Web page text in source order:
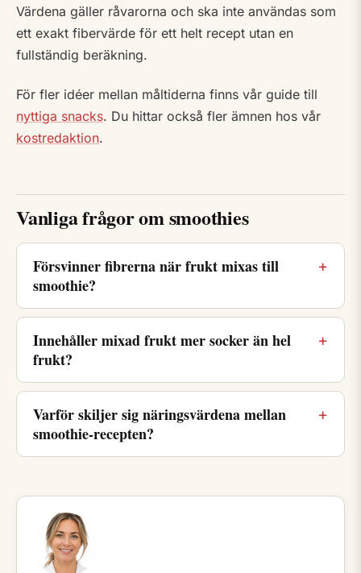
Värdena gäller råvarorna och ska inte användas som
ett exakt fibervärde för ett helt recept utan en
fullständig beräkning.
För fler idéer mellan måltiderna finns vår guide till
nyttiga snacks. Du hittar också fler ämnen hos vår
kostredaktion.
Vanliga frågor om smoothies
Försvinner fibrerna när frukt mixas till
smoothie?
Innehåller mixad frukt mer socker än hel
frukt?
Varför skiljer sig näringsvärdena mellan
smoothie-recepten?